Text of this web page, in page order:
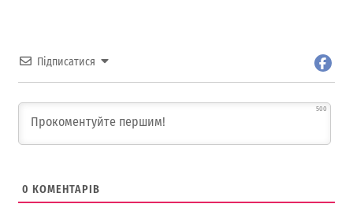
Підписатися
500
0 КОМЕНТАРІВ